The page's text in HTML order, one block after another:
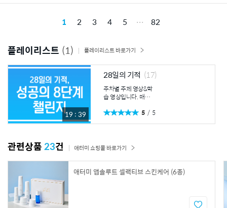
1 2 3 4 5 82
플레이리스트 (1) 플레이리스트 바로가기
19 : 39
28일의 기적 (17)
주차별 주제 영상&학
습 영상입니다. 매주
및 느낀점을 나눠보세
결 시대, 성공의 물결
애터미 1주차 학습영
상 ① 제품으로 승부
하고, 지맘의 법칙으
로 전개하라 ② 백백
5 5
관련상품23건 애터미 쇼핑몰 바로가기
애터미 앱솔루트 셀랙티브 스킨케어 (6종)